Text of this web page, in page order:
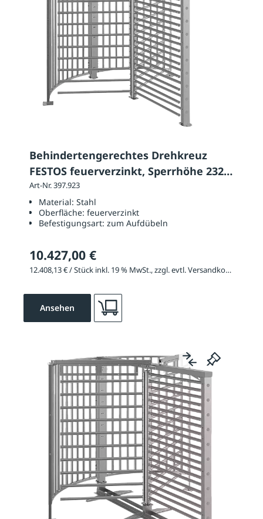
Behindertengerechtes Drehkreuz
FESTOS feuerverzinkt, Sperrhöhe 2320
mm
Art-Nr. 397.923
Material: Stahl
Oberfläche: feuerverzinkt
Befestigungsart: zum Aufdübeln
10.427,00 €
12.408,13 € / Stück inkl. 19 % MwSt., zzgl. evtl. Versandkosten
Ansehen